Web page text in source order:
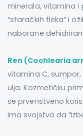
minerala, vitamina i
“staračkih fleka” i
naborane
Ren (Cochlearia
vitamina C,
ulja. Kozmetičku
se prvenstveno
ima svojstvo da